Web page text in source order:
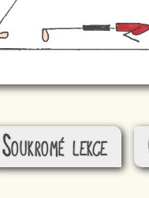
Soukromé lekce